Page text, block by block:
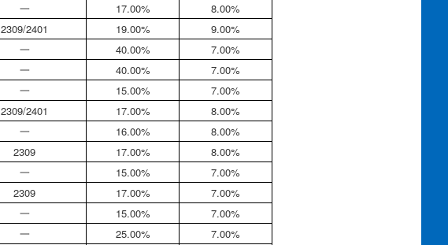
一 17.00%
8.00%
2309/2401
19.00%
9.00%
一 40.00%
7.00%
一 40.00% 7.00%
一 15.00%
7.00%
2309/2401
17.00% 8.00%
一 16.00%
8.00%
2309
17.00% 8.00%
一 15.00%
7.00%
2309
17.00%
7.00%
一 15.00%
7.00%
一 25.00%
7.00%